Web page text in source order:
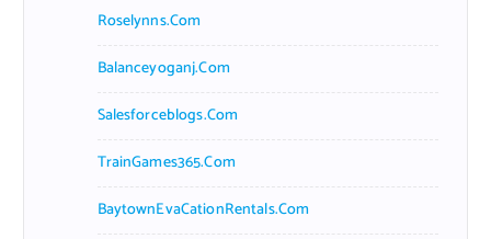
Roselynns.com
Balanceyoganj.com
Salesforceblogs.com
TrainGames365.com
BaytownEvaCationRentals.com